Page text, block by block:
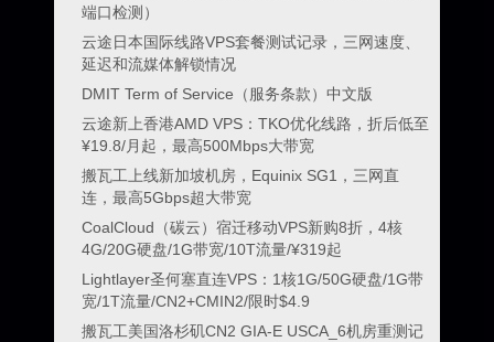
端口检测）
云途日本国际线路VPS套餐测试记录，三网速度、
延迟和流媒体解锁情况
DMIT Term of Service（服务条款）中文版
云途新上香港AMD VPS：TKO优化线路，折后低至
¥19.8/月起，最高500Mbps大带宽
搬瓦工上线新加坡机房，Equinix SG1，三网直
连，最高5Gbps超大带宽
CoalCloud（碳云）宿迁移动VPS新购8折，4核
4G/20G硬盘/1G带宽/10T流量/¥319起
Lightlayer圣何塞直连VPS：1核1G/50G硬盘/1G带
宽/1T流量/CN2+CMIN2/限时$4.9
搬瓦工美国洛杉矶CN2 GIA-E USCA_6机房重测记